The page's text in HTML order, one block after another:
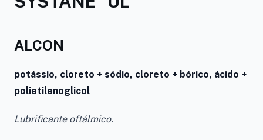
ALCON
potássio, cloreto + sódio, cloreto + bórico, ácido +
polietilenoglicol
Lubrificante oftálmico.